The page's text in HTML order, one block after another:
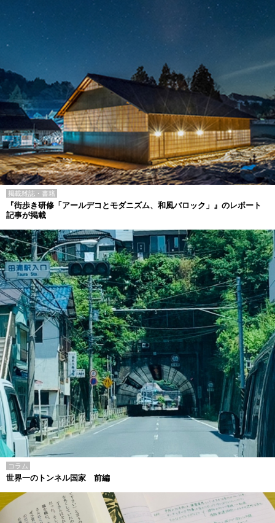
掲載雑誌・書籍
『街歩き研修「アールデコとモダニズム、和風バロック」』のレポート
記事が掲載
コラム
世界一のトンネル国家 前編